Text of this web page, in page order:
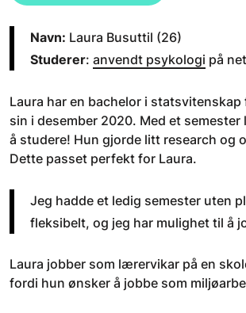
Navn: Laura Busuttil (26)
Studerer: anvendt psykologi på
Laura har en bachelor i
sin i desember 2020. Med et
å studere! Hun gjorde litt research og
Dette passet perfekt for Laura.
Jeg hadde et ledig semester uten
fleksibelt, og jeg har mulighet til å
Laura jobber som lærervikar på en
fordi hun ønsker å jobbe som